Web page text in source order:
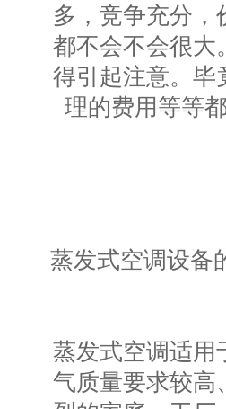
多，竞争充分
都不会不会很大
得引起注意。毕
理的费用等等
蒸发式空调设备
蒸发式空调适用
气质量要求较高